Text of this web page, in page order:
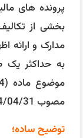
پرونده‌ های
بخشی از
مصوب 1394/04/31 افزایش دهد.
توضیح ساده؛